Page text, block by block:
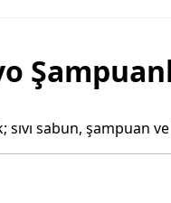
sabun, şampuan